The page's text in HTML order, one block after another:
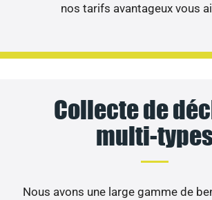
nos tarifs avantageux vous
Collecte de
multi-
Nous avons une large gamme de